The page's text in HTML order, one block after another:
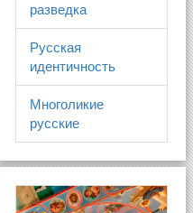
разведка
Русская
идентичность
Многоликие
русские